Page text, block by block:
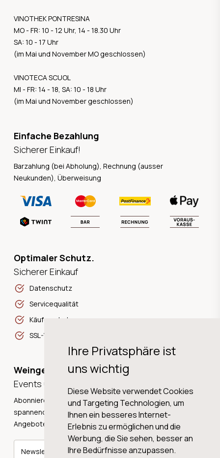
Ihre Privatsphäre ist
uns wichtig
Diese Website verwendet Cookies
und Targeting Technologien, um
Ihnen ein besseres Internet-
Erlebnis zu ermöglichen und die
Werbung, die Sie sehen, besser an
Ihre Bedürfnisse anzupassen.
VINOTHEK PONTRESINA
MO - FR: 10 - 12 Uhr, 14 - 18.30 Uhr
SA: 10 - 17 Uhr
(im Mai und November MO geschlossen)
VINOTECA SCUOL
MI - FR: 14 - 18, SA: 10 - 18 Uhr
(im Mai und November geschlossen)
Einfache Bezahlung
Sicherer Einkauf!
Barzahlung (bei Abholung), Rechnung (ausser
Neukunden), Überweisung
Optimaler Schutz.
Sicherer Einkauf
Datenschutz
Servicequalität
Käuferschutz
SSL-Verschlüsselung
Weingeschichten,
Events und Neuigkeiten!
Abonnieren Sie unseren Newsletter und erhalten Sie
spannende Weingeschichten, Neuigkeiten und tolle
Angebote direkt in Ihre Mailbox.
Newsletter abonnieren